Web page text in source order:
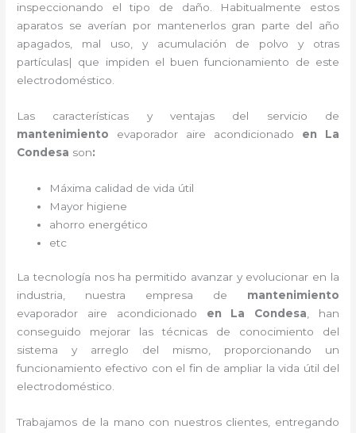
inspeccionando el tipo de daño. Habitualmente estos
aparatos se averían por mantenerlos gran parte del año
apagados, mal uso, y acumulación de polvo y otras
partículas| que impiden el buen funcionamiento de este
electrodoméstico.
Las características y ventajas del servicio de
mantenimiento evaporador aire acondicionado en La
Condesa son:
Máxima calidad de vida útil
Mayor higiene
ahorro energético
etc
La tecnología nos ha permitido avanzar y evolucionar en la
industria, nuestra empresa de mantenimiento
evaporador aire acondicionado en La Condesa, han
conseguido mejorar las técnicas de conocimiento del
sistema y arreglo del mismo, proporcionando un
funcionamiento efectivo con el fin de ampliar la vida útil del
electrodoméstico.
Trabajamos de la mano con nuestros clientes, entregando